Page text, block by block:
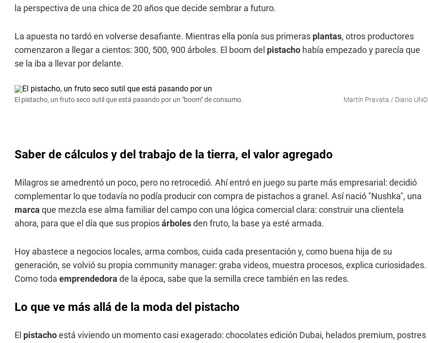
la perspectiva de una chica de 20 años que decide sembrar a futuro.
La apuesta no tardó en volverse desafiante. Mientras ella ponía sus primeras plantas, otros productores
comenzaron a llegar a cientos: 300, 500, 900 árboles. El boom del pistacho había empezado y parecía que
se la iba a llevar por delante.
El pistacho, un fruto seco sutil que está pasando por un "boom" de consumo. Martín Pravata / Diario UNO
Saber de cálculos y del trabajo de la tierra, el valor agregado
Milagros se amedrentó un poco, pero no retrocedió. Ahí entró en juego su parte más empresarial: decidió
complementar lo que todavía no podía producir con compra de pistachos a granel. Así nació "Nushka", una
marca que mezcla ese alma familiar del campo con una lógica comercial clara: construir una clientela
ahora, para que el día que sus propiosárbolesden fruto, la base ya esté armada.
Hoy abastece a negocios locales, arma combos, cuida cada presentación y, como buena hija de su
generación, se volvió su propia community manager: graba videos, muestra procesos, explica curiosidades.
Como toda emprendedora de la época, sabe que la semilla crece también en las redes.
Lo que ve más allá de la moda del pistacho
El pistachoestá viviendo un momento casi exagerado: chocolates edición Dubai, helados premium, postres